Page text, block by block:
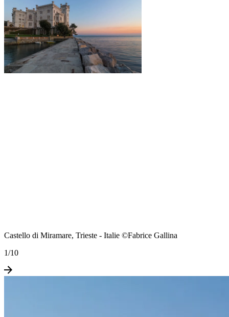
Castello di Miramare, Trieste - Italie ©Fabrice Gallina
1/10